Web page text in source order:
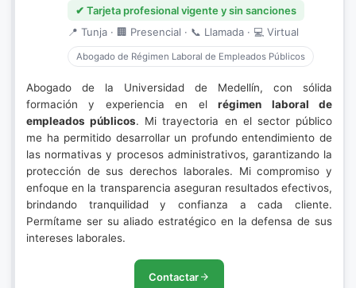
✔ Tarjeta profesional vigente y sin sanciones
📍 Tunja · 🏢 Presencial · 📞 Llamada · 💻 Virtual
Abogado de Régimen Laboral de Empleados Públicos
Abogado de la Universidad de Medellín, con sólida
formación y experiencia en elrégimen laboral de
empleados públicos. Mi trayectoria en el sector público
me ha permitido desarrollar un profundo entendimiento de
las normativas y procesos administrativos, garantizando la
protección de sus derechos laborales. Mi compromiso y
enfoque en la transparencia aseguran resultados efectivos,
brindando tranquilidad y confianza a cada cliente.
Permítame ser su aliado estratégico en la defensa de sus
intereses laborales.
Contactar